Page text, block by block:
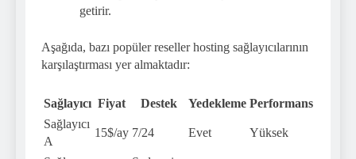
getirir.
Aşağıda, bazı popüler reseller hosting sağlayıcılarının
karşılaştırması yer almaktadır:
Sağlayıcı Fiyat Destek Yedekleme Performans
Sağlayıcı
A
15$/ay 7/24 Evet Yüksek